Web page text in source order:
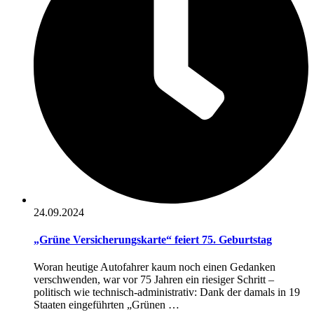
24.09.2024
„Grüne Versicherungskarte“ feiert 75. Geburtstag
Woran heutige Autofahrer kaum noch einen Gedanken
verschwenden, war vor 75 Jahren ein riesiger Schritt –
politisch wie technisch-administrativ: Dank der damals in 19
Staaten eingeführten „Grünen …